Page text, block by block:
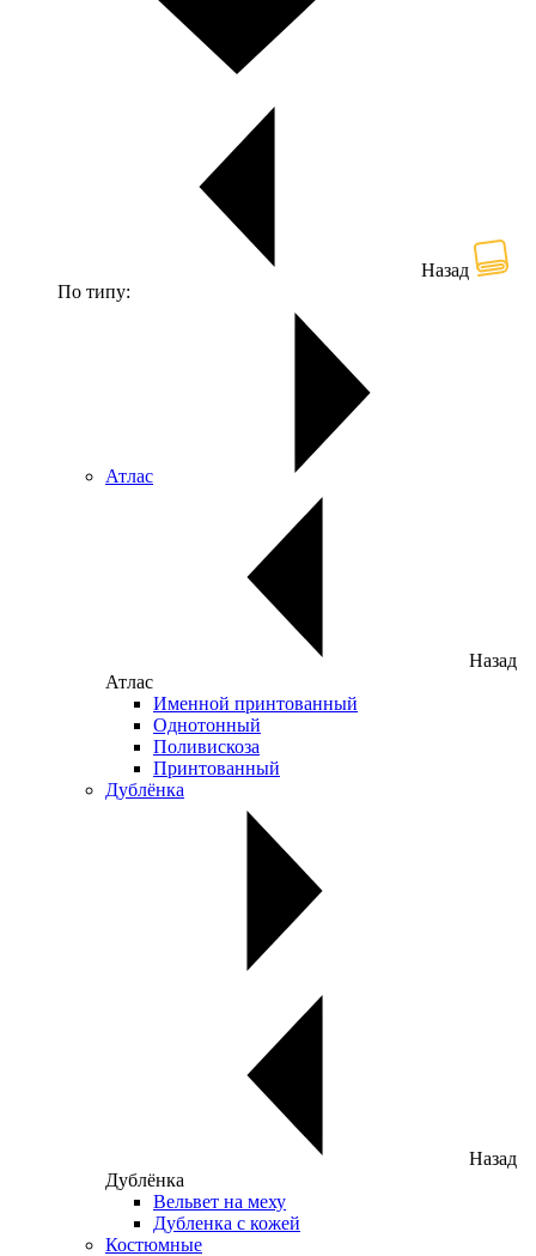
Назад
По типу:
Атлас
Назад
Атлас
Именной принтованный
Однотонный
Поливискоза
Принтованный
Дублёнка
Назад
Дублёнка
Вельвет на меху
Дубленка с кожей
Костюмные